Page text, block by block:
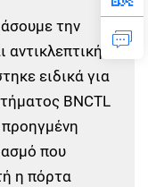
την
ειδικά για
BNCTL
που
η πόρτα